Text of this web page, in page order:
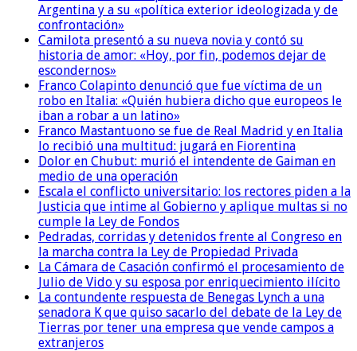
Argentina y a su «política exterior ideologizada y de
confrontación»
Camilota presentó a su nueva novia y contó su
historia de amor: «Hoy, por fin, podemos dejar de
escondernos»
Franco Colapinto denunció que fue víctima de un
robo en Italia: «Quién hubiera dicho que europeos le
iban a robar a un latino»
Franco Mastantuono se fue de Real Madrid y en Italia
lo recibió una multitud: jugará en Fiorentina
Dolor en Chubut: murió el intendente de Gaiman en
medio de una operación
Escala el conflicto universitario: los rectores piden a la
Justicia que intime al Gobierno y aplique multas si no
cumple la Ley de Fondos
Pedradas, corridas y detenidos frente al Congreso en
la marcha contra la Ley de Propiedad Privada
La Cámara de Casación confirmó el procesamiento de
Julio de Vido y su esposa por enriquecimiento ilícito
La contundente respuesta de Benegas Lynch a una
senadora K que quiso sacarlo del debate de la Ley de
Tierras por tener una empresa que vende campos a
extranjeros